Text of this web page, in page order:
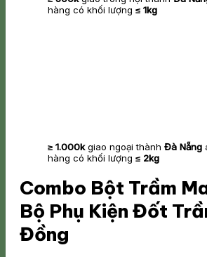
hàng có khối lượng ≤ 1kg
≥ 1.000kgiao ngoại thành Đà Nẵng
hàng có khối lượng ≤ 2kg
Combo Bột Trầm
Bộ Phụ Kiện Đốt
Đồng